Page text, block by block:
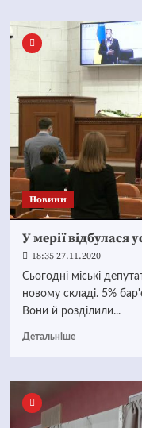
Новини
У мерії відбулася
18:35 27.11.2020
Сьогодні міські
новому складі. 5%
Вони й розділили...
Детальніше